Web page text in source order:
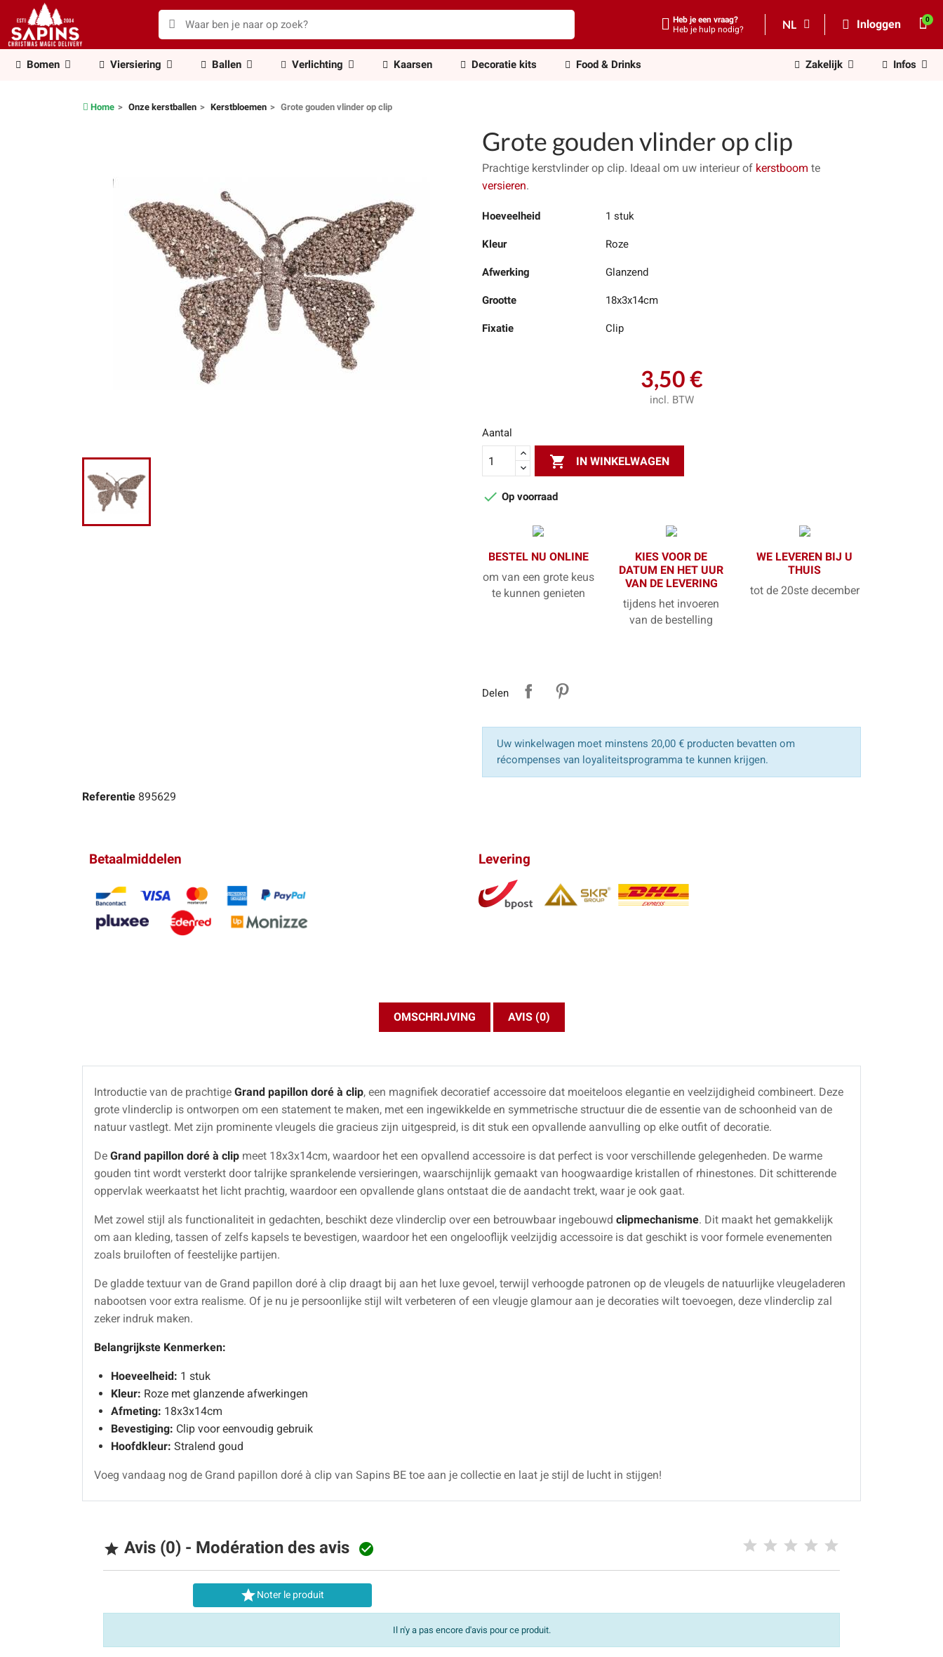
Heb je een vraag?
Heb je hulp nodig?
NL Inloggen
Bomen Viersiering Ballen Verlichting Kaarsen Decoratie kits Food & Drinks Zakelijk Infos
Home Onze kerstballen Kerstbloemen Grote gouden vlinder op clip
Grote gouden vlinder op clip
Prachtige kerstvlinder op clip. Ideaal om uw interieur of kerstboom te
versieren.
Hoeveelheid 1 stuk
Kleur Roze
Afwerking Glanzend
Grootte 18x3x14cm
Fixatie Clip
3,50 €
incl. BTW
Aantal
 IN WINKELWAGEN
 Op voorraad
BESTEL NU ONLINE
om van een grote keus
te kunnen genieten
KIES VOOR DE
DATUM EN HET UUR
VAN DE LEVERING
tijdens het invoeren
van de bestelling
WE LEVEREN BIJ U
THUIS
tot de 20ste december
Delen
Uw winkelwagen moet minstens 20,00 € producten bevatten om
récompenses van loyaliteitsprogramma te kunnen krijgen.
Referentie 895629
Betaalmiddelen Levering
OMSCHRIJVING AVIS (0)
Introductie van de prachtige Grand papillon doré à clip, een magnifiek decoratief accessoire dat moeiteloos elegantie en veelzijdigheid combineert. Deze
grote vlinderclip is ontworpen om een statement te maken, met een ingewikkelde en symmetrische structuur die de essentie van de schoonheid van de
natuur vastlegt. Met zijn prominente vleugels die gracieus zijn uitgespreid, is dit stuk een opvallende aanvulling op elke outfit of decoratie.
De Grand papillon doré à clip meet 18x3x14cm, waardoor het een opvallend accessoire is dat perfect is voor verschillende gelegenheden. De warme
gouden tint wordt versterkt door talrijke sprankelende versieringen, waarschijnlijk gemaakt van hoogwaardige kristallen of rhinestones. Dit schitterende
oppervlak weerkaatst het licht prachtig, waardoor een opvallende glans ontstaat die de aandacht trekt, waar je ook gaat.
Met zowel stijl als functionaliteit in gedachten, beschikt deze vlinderclip over een betrouwbaar ingebouwd clipmechanisme. Dit maakt het gemakkelijk
om aan kleding, tassen of zelfs kapsels te bevestigen, waardoor het een ongelooflijk veelzijdig accessoire is dat geschikt is voor formele evenementen
zoals bruiloften of feestelijke partijen.
De gladde textuur van de Grand papillon doré à clip draagt bij aan het luxe gevoel, terwijl verhoogde patronen op de vleugels de natuurlijke vleugeladeren
nabootsen voor extra realisme. Of je nu je persoonlijke stijl wilt verbeteren of een vleugje glamour aan je decoraties wilt toevoegen, deze vlinderclip zal
zeker indruk maken.
Belangrijkste Kenmerken:
Hoeveelheid: 1 stuk
Kleur: Roze met glanzende afwerkingen
Afmeting: 18x3x14cm
Bevestiging: Clip voor eenvoudig gebruik
Hoofdkleur: Stralend goud
Voeg vandaag nog de Grand papillon doré à clip van Sapins BE toe aan je collectie en laat je stijl de lucht in stijgen!
 Avis (0) - Modération des avis 
Noter le produit
Il n'y a pas encore d'avis pour ce produit.